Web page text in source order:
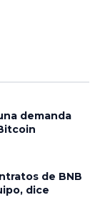
demanda
de BNB
dice